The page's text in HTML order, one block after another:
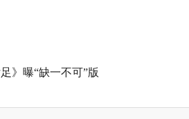
足》曝“缺一不可”版